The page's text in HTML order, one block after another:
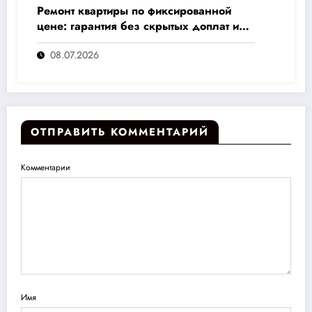
Ремонт квартиры по фиксированной
цене: гарантия без скрытых доплат и
переплат
08.07.2026
ОТПРАВИТЬ КОММЕНТАРИЙ
Комментарии
Имя